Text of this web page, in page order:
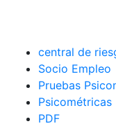
central de
Socio Empleo
Pruebas
Psicométricas
PDF